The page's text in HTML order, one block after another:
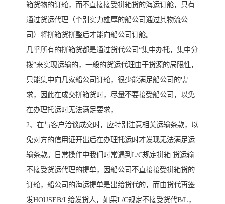
箱货物的订舱，而不直接接受拼箱货的海运订舱，只有
通过货运代理（个别实力雄厚的船公司通过其物流公
司）将拼箱货拼整后才能向船公司订舱。
几乎所有的拼箱货都是通过货代公司“集中办托，集中分
拨”来实现运输的，一般的货运代理由于货源的局限性，
只能集中向几家船公司订舱，很少能满足船公司的需
求，因此在成交拼箱货时，尽量不要接受船公司，以免
在办理托运时无法满足要求，
2、在与客户洽谈成交时，应特别注意相关运输条款，以
免对方的信用证开出后在办理托运时才发现无法满足运
输条款。日常操作中我们时常遇到L/C规定拼箱 货运输
不接受货运代理的提单，因船公司不直接接受拼箱货的
订舱，船公司的海运提单是出给货代的，而由货代再签
发HOUSEB/L给发货人，如果L/C规定不接受货代B/L，